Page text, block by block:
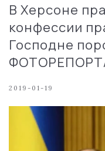
В Херсоне
конфессии
Господне
2019-01-19